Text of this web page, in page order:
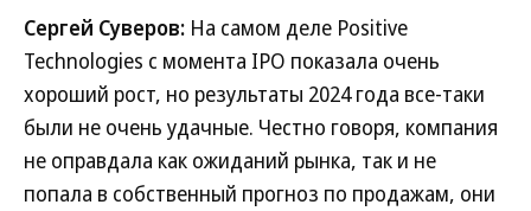
Сергей Суверов: На самом деле Positive
Technologies с момента IPO показала очень
хороший рост, но результаты 2024 года все-таки
были не очень удачные. Честно говоря, компания
не оправдала как ожиданий рынка, так и не
попала в собственный прогноз по продажам, они